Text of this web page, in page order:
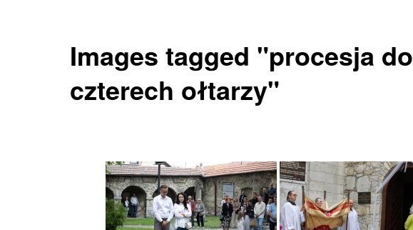
Images tagged "procesja do
czterech ołtarzy"